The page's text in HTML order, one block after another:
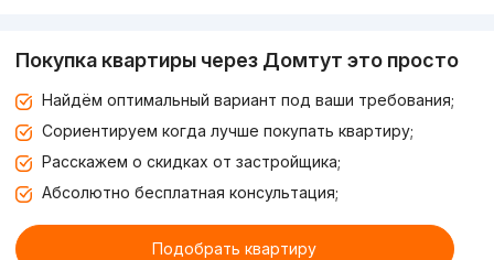
Покупка квартиры через Домтут это просто
Найдём оптимальный вариант под ваши требования;
Сориентируем когда лучше покупать квартиру;
Расскажем о скидках от застройщика;
Абсолютно бесплатная консультация;
Подобрать квартиру